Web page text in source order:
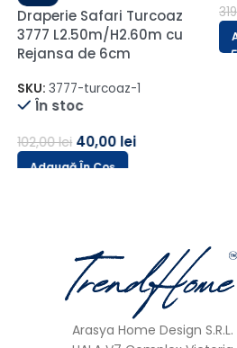
319,00lei 127,00lei
Adaugă În Coș
HALA V7 Complex
Domnească 8,
077102 Afumați
BUCURESTI
RO42340172